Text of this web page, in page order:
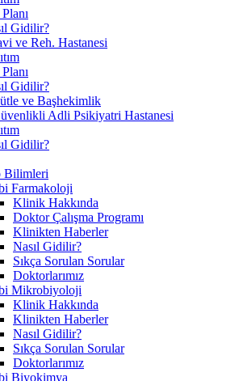
Gidilir?
ve Reh. Hastanesi
Gidilir?
ve Başhekimlik
Adli Psikiyatri Hastanesi
Gidilir?
Bilimleri
Farmakoloji
Klinik Hakkında
Doktor Çalışma Programı
Klinikten Haberler
Nasıl Gidilir?
Sıkça Sorulan Sorular
Doktorlarımız
Mikrobiyoloji
Klinik Hakkında
Klinikten Haberler
Nasıl Gidilir?
Sıkça Sorulan Sorular
Doktorlarımız
Biyokimya